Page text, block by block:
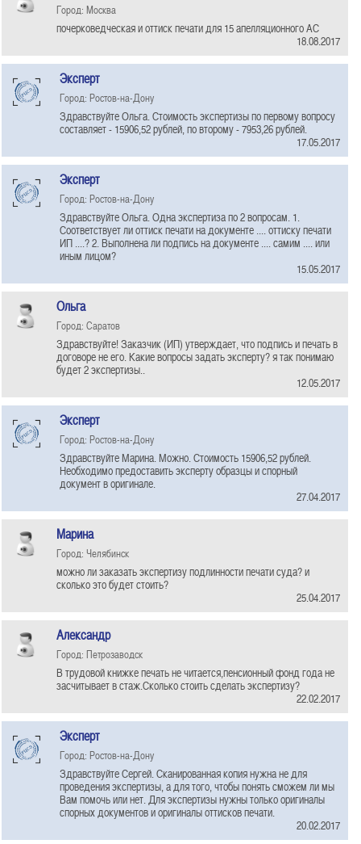
Город: Москва
почерковедческая и оттиск печати для 15 апелляционного АС
18.08.2017
Эксперт
Город: Ростов-на-Дону
Здравствуйте Ольга. Стоимость экспертизы по первому вопросу
составляет - 15906,52 рублей, по второму - 7953,26 рублей.
17.05.2017
Эксперт
Город: Ростов-на-Дону
Здравствуйте Ольга. Одна экспертиза по 2 вопросам. 1.
Соответствует ли оттиск печати на документе .... оттиску печати
ИП ....? 2. Выполнена ли подпись на документе .... самим .... или
иным лицом?
15.05.2017
Ольга
Город: Саратов
Здравствуйте! Заказчик (ИП) утверждает, что подпись и печать в
договоре не его. Какие вопросы задать эксперту? я так понимаю
будет 2 экспертизы..
12.05.2017
Эксперт
Город: Ростов-на-Дону
Здравствуйте Марина. Можно. Стоимость 15906,52 рублей.
Необходимо предоставить эксперту образцы и спорный
документ в оригинале.
27.04.2017
Марина
Город: Челябинск
можно ли заказать экспертизу подлинности печати суда? и
сколько это будет стоить?
25.04.2017
Александр
Город: Петрозаводск
В трудовой книжке печать не читается,пенсионный фонд года не
засчитывает в стаж.Сколько стоить сделать экспертизу?
22.02.2017
Эксперт
Город: Ростов-на-Дону
Здравствуйте Сергей. Сканированная копия нужна не для
проведения экспертизы, а для того, чтобы понять сможем ли мы
Вам помочь или нет. Для экспертизы нужны только оригиналы
спорных документов и оригиналы оттисков печати.
20.02.2017